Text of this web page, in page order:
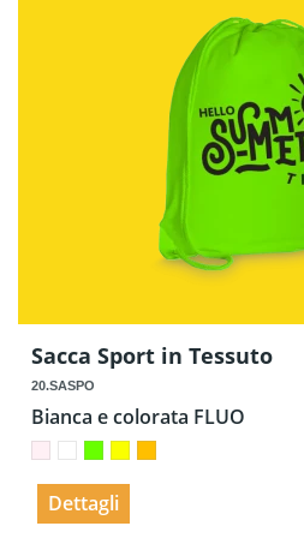
Sacca Sport in Tessuto
20.SASPO
Bianca e colorata FLUO
Dettagli